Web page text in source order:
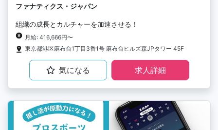
ファナティクス・ジャパン
組織の成長とカルチャーを加速させる！
月給: 416,666円〜
東京都港区麻布台1丁目3番1号 麻布台ヒルズ森JPタワー 45F
気になる 求人詳細